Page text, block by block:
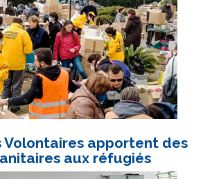
Volontaires apportent des
aux réfugiés